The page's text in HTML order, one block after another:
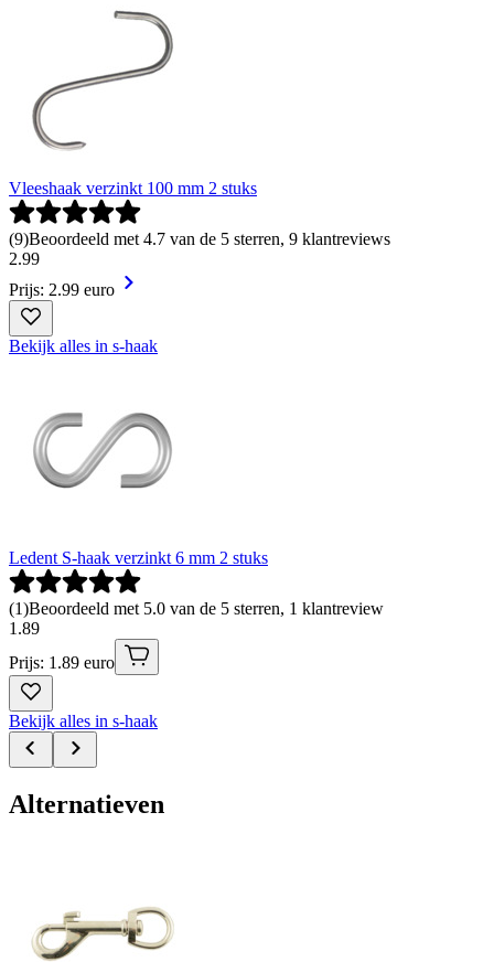
Vleeshaak verzinkt 100 mm 2 stuks
(9)Beoordeeld met 4.7 van de 5 sterren, 9 klantreviews
2.99
Prijs: 2.99 euro
Bekijk alles in s-haak
Ledent S-haak verzinkt 6 mm 2 stuks
(1)Beoordeeld met 5.0 van de 5 sterren, 1 klantreview
1 .89
Prijs: 1.89 euro
Bekijk alles in s-haak
Alternatieven